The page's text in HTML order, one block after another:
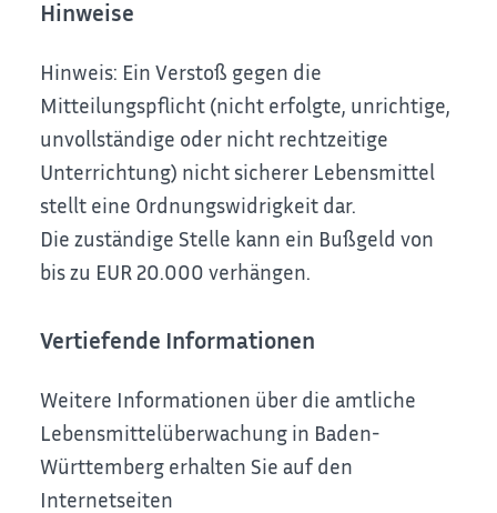
Hinweise
Hinweis: Ein Verstoß gegen die
Mitteilungspflicht (nicht erfolgte, unrichtige,
unvollständige oder nicht rechtzeitige
Unterrichtung) nicht sicherer Lebensmittel
stellt eine Ordnungswidrigkeit dar.
Die zuständige Stelle kann ein Bußgeld von
bis zu EUR 20.000 verhängen.
Vertiefende Informationen
Weitere Informationen über die amtliche
Lebensmittelüberwachung in Baden-
Württemberg erhalten Sie auf den
Internetseiten